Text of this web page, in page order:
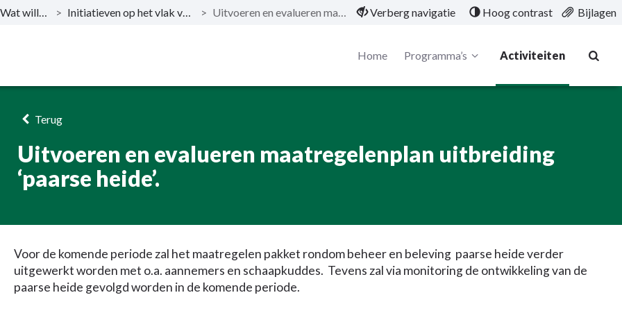
Wat willen wij bereiken? > Initiatieven op het vlak van de vrijetijdseconomie ondersteunen > Uitvoeren en evalueren maatregelenplan uitbreiding ‘paarse heide’. Verberg navigatie Hoog contrast Bijlagen
Home Programma’s Activiteiten
Terug
Uitvoeren en evalueren maatregelenplan uitbreiding
‘paarse heide’.
Voor de komende periode zal het maatregelen pakket rondom beheer en beleving paarse heide verder
uitgewerkt worden met o.a. aannemers en schaapkuddes. Tevens zal via monitoring de ontwikkeling van de
paarse heide gevolgd worden in de komende periode.